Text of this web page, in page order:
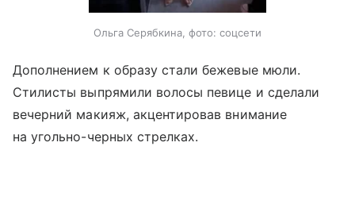
Ольга Серябкина, фото: соцсети
Дополнением к образу стали бежевые мюли.
Стилисты выпрямили волосы певице и сделали
вечерний макияж, акцентировав внимание
на угольно-черных стрелках.